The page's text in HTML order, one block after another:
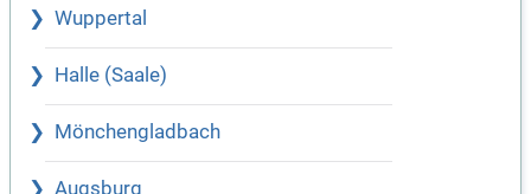
Wuppertal
Halle (Saale)
Mönchengladbach
Augsburg